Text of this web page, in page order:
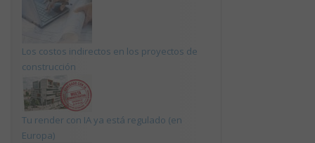
Los costos indirectos en los proyectos de
construcción
Tu render con IA ya está regulado (en
Europa)